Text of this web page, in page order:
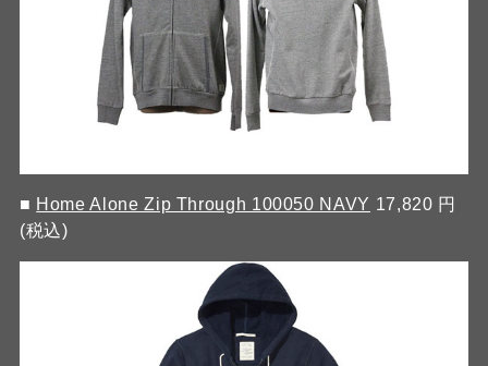
■ Home Alone Zip Through 100050 NAVY 17,820 円
(税込)